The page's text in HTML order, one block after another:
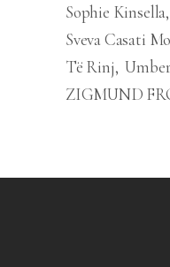
Sophie Kinsella
Sveva Casati
Të Rinj
ZIGMUND